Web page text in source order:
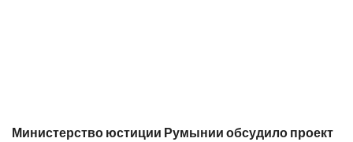
Министерство юстиции Румынии обсудило проект